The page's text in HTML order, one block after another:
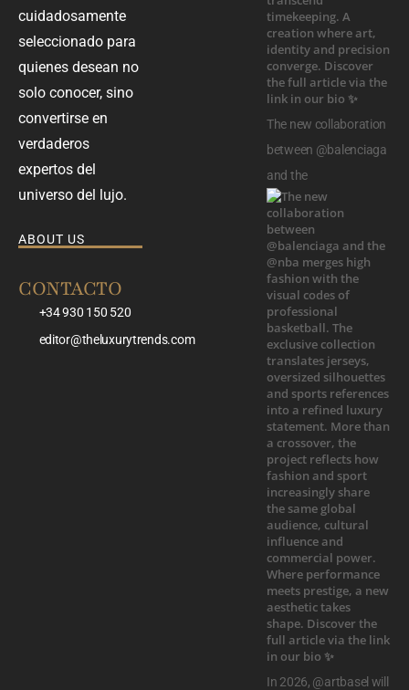
cuidadosamente
seleccionado para
quienes desean no
solo conocer, sino
convertirse en
verdaderos
expertos del
universo del lujo.
ABOUT US
CONTACTO
+34 930 150 520
editor@theluxurytrends.com
The new collaboration
between @balenciaga
and the
In 2026, @artbasel will